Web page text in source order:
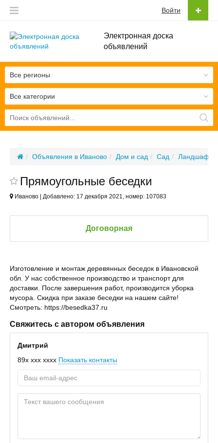
Электронная доска
объявлений
Войти
Все категории
Все регионы
Объявления в Иваново Дом и сад Сад
Прямоугольные беседки
Иваново | Добавлено: 17 декабря 2021, номер: 107083
Договорная
Изготовление и монтаж деревянных беседок в Ивановской
обл. У нас собственное производство и транспорт для
доставки. После завершения работ, производится уборка
мусора. Скидка при заказе беседки на нашем сайте!
Смотреть: https://besedka37.ru
Свяжитесь с автором объявления
Дмитрий
89x xxx xxxx Показать контакты